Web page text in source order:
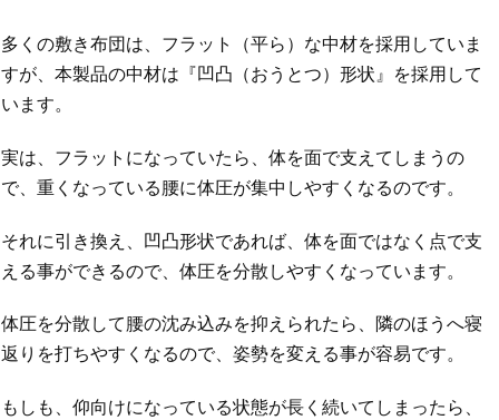
多くの敷き布団は、フラット（平ら）な中材を採用していま
すが、本製品の中材は『凹凸（おうとつ）形状』を採用して
います。
実は、フラットになっていたら、体を面で支えてしまうの
で、重くなっている腰に体圧が集中しやすくなるのです。
それに引き換え、凹凸形状であれば、体を面ではなく点で支
える事ができるので、体圧を分散しやすくなっています。
体圧を分散して腰の沈み込みを抑えられたら、隣のほうへ寝
返りを打ちやすくなるので、姿勢を変える事が容易です。
もしも、仰向けになっている状態が長く続いてしまったら、